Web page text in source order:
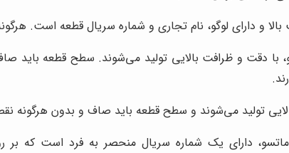
و دارای لوگو، نام تجاری و شماره سریال قطعه است.
با دقت و ظرافت بالایی تولید می‌شوند. سطح قطعه باید
تولید می‌شوند و سطح قطعه باید صاف و بدون هرگونه
دارای یک شماره سریال منحصر به فرد است که